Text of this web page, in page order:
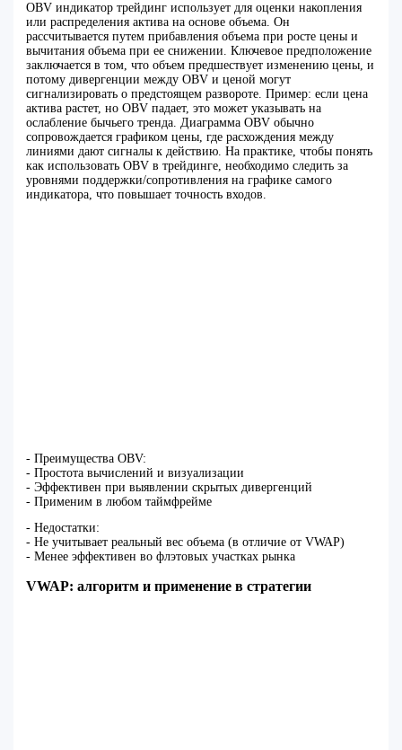
OBV индикатор трейдинг использует для оценки накопления
или распределения актива на основе объема. Он
рассчитывается путем прибавления объема при росте цены и
вычитания объема при ее снижении. Ключевое предположение
заключается в том, что объем предшествует изменению цены, и
потому дивергенции между OBV и ценой могут
сигнализировать о предстоящем развороте. Пример: если цена
актива растет, но OBV падает, это может указывать на
ослабление бычьего тренда. Диаграмма OBV обычно
сопровождается графиком цены, где расхождения между
линиями дают сигналы к действию. На практике, чтобы понять
как использовать OBV в трейдинге, необходимо следить за
уровнями поддержки/сопротивления на графике самого
индикатора, что повышает точность входов.
- Преимущества OBV:
- Простота вычислений и визуализации
- Эффективен при выявлении скрытых дивергенций
- Применим в любом таймфрейме
- Недостатки:
- Не учитывает реальный вес объема (в отличие от VWAP)
- Менее эффективен во флэтовых участках рынка
VWAP: алгоритм и применение в стратегии